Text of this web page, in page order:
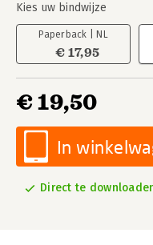
Kies uw bindwijze
Paperback | NL
€ 17,95
€ 19,50
In
Direct te